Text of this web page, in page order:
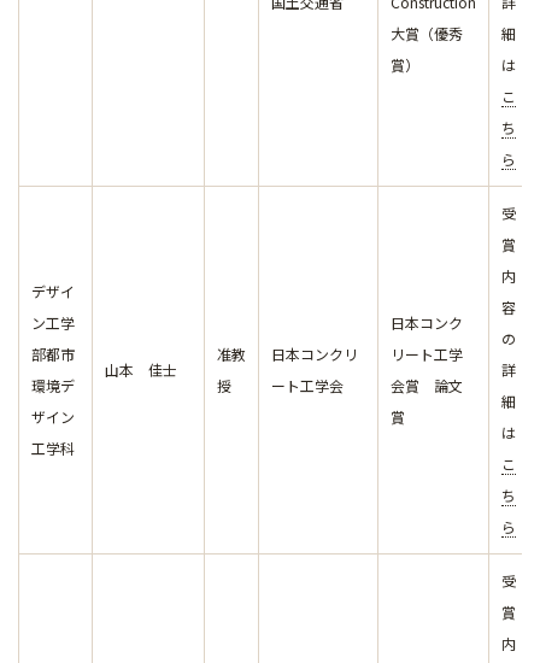
大賞（優秀
賞）
細
は
こ
ち
ら
デザイ
ン工学
部都市
環境デ
ザイン
工学科
山本 佳士
准教
授
日本コンクリ
ート工学会
日本コンク
リート工学
会賞 論文
賞
受
賞
内
容
の
詳
細
は
こ
ち
ら
受
賞
内